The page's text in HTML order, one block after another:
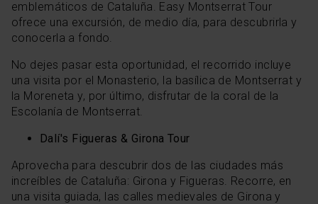
emblemáticos de Cataluña. Easy Montserrat Tour
ofrece una excursión, de medio día, para descubrirla y
conocerla a fondo.
No dejes pasar esta oportunidad, el recorrido incluye
una visita por el Monasterio, la basílica de Montserrat y
la Moreneta y, por último, disfrutar de la coral de la
Escolanía de Montserrat.
Dalí's Figueras & Girona Tour
Aprovecha para descubrir dos de las ciudades más
increíbles de Cataluña: Girona y Figueras. Recorre, en
una visita guiada, las calles medievales de Girona y